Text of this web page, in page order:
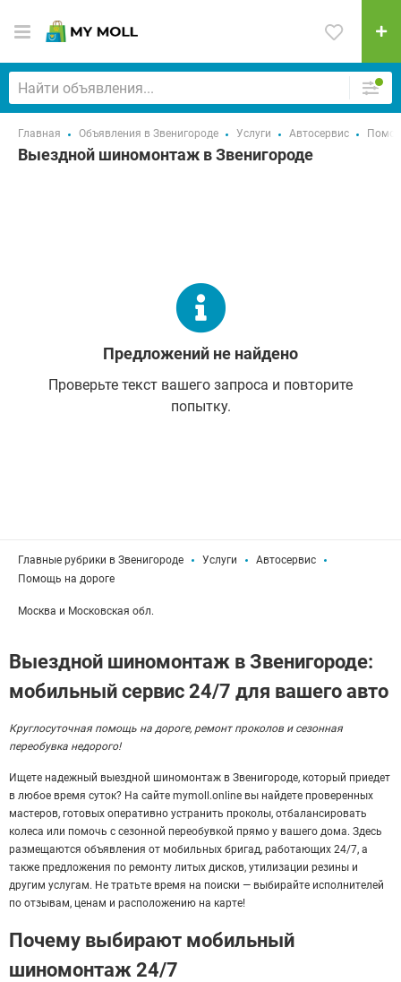
Главная Объявления в Звенигороде Услуги Автосервис
Выездной шиномонтаж в Звенигороде
Предложений не найдено
Проверьте текст вашего запроса и повторите
попытку.
Главные рубрики в Звенигороде Услуги
Автосервис
Помощь на дороге
Москва и Московская обл.
Выездной шиномонтаж в Звенигороде:
мобильный сервис 24/7 для вашего авто
Круглосуточная помощь на дороге, ремонт проколов и сезонная
переобувка недорого!
Ищете надежный выездной шиномонтаж в Звенигороде, который приедет
в любое время суток? На сайте mymoll.online вы найдете проверенных
мастеров, готовых оперативно устранить проколы, отбалансировать
колеса или помочь с сезонной переобувкой прямо у вашего дома. Здесь
размещаются объявления от мобильных бригад, работающих 24/7, а
также предложения по ремонту литых дисков, утилизации резины и
другим услугам. Не тратьте время на поиски — выбирайте исполнителей
по отзывам, ценам и расположению на карте!
Почему выбирают мобильный
шиномонтаж 24/7